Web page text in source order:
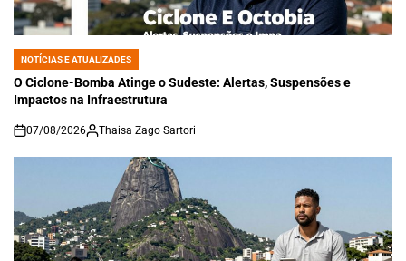
POSTED
IN
NOTÍCIAS E ATUALIZADES
O Ciclone-Bomba Atinge o Sudeste: Alertas, Suspensões e
Impactos na Infraestrutura
on
07/08/2026 Thaisa Zago Sartori